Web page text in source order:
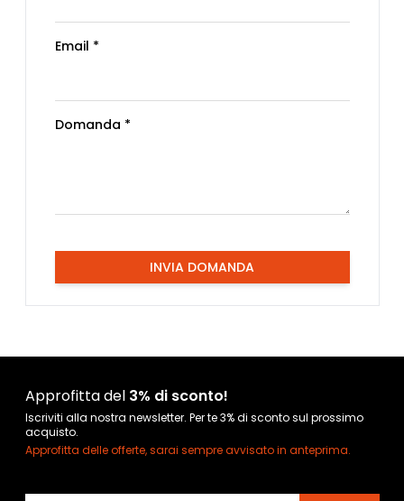
Email *
Domanda *
INVIA DOMANDA
Approfitta del 3% di sconto!
Iscriviti alla nostra newsletter. Per te 3% di sconto sul prossimo
acquisto.
Approfitta delle offerte, sarai sempre avvisato in anteprima.